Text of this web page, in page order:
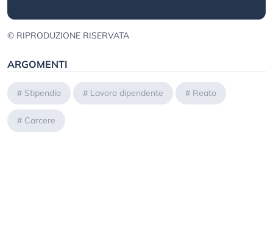
© RIPRODUZIONE RISERVATA
ARGOMENTI
# Stipendio # Lavoro dipendente # Reato
# Carcere